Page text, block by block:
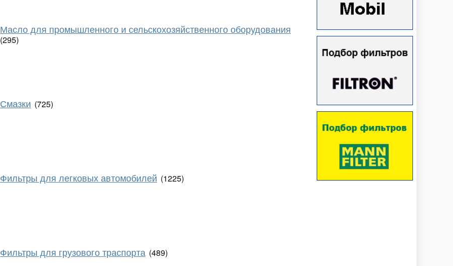
Масло для промышленного и сельскохозяйственного оборудования
(295)
Смазки (725)
Фильтры для легковых автомобилей (1225)
Фильтры для грузового траспорта (489)